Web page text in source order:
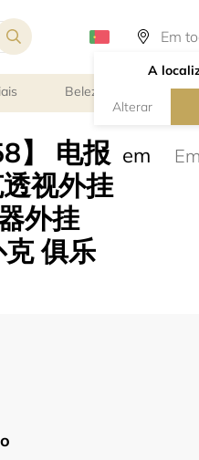
A
Alterar
Beleza e bem-estar
】 电报
视外挂
外挂
俱乐
em